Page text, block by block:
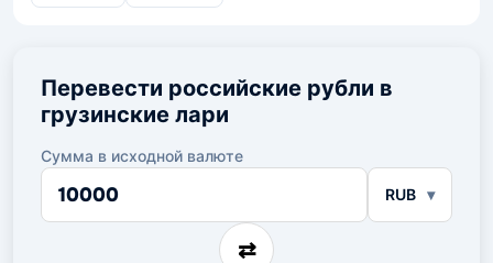
Перевести российские рубли в
грузинские лари
Сумма в исходной валюте
Сумма
исходной
RUB
⇄